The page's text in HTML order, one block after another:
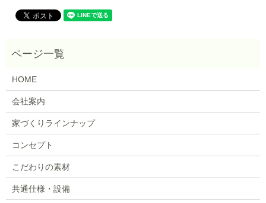
HOME
会社案内
家づくりラインナップ
コンセプト
こだわりの素材
共通仕様・設備